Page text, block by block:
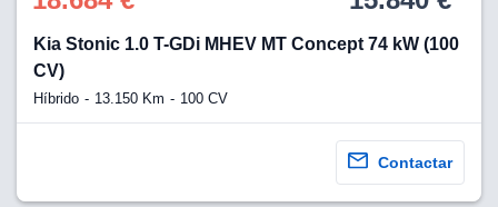
Kia Stonic 1.0 T-GDi MHEV MT Concept 74 kW (100
CV)
Híbrido 13.150 Km 100 CV
Contactar